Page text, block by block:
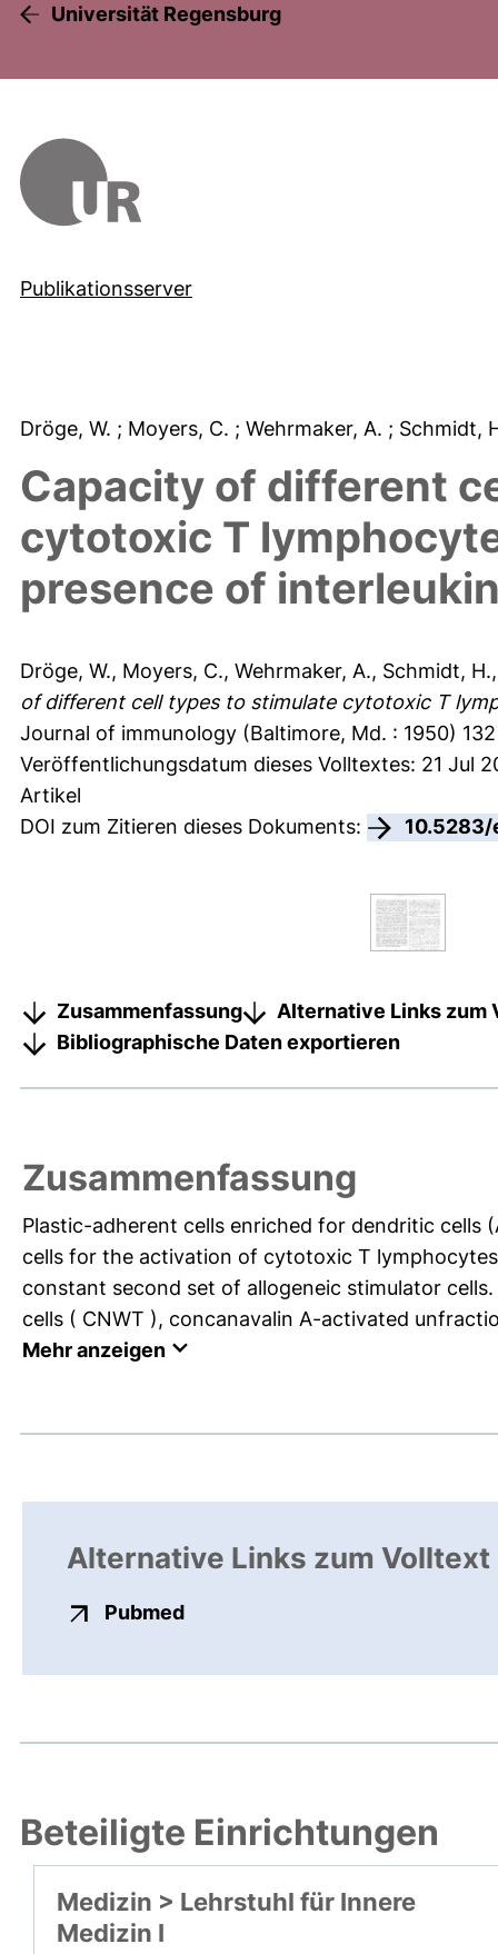
Universität Regensburg
Publikationsserver
Dröge, W. ; Moyers, C. ; Wehrmaker, A. ; Schmidt,
Capacity of different
cytotoxic T
presence of
Dröge, W., Moyers, C., Wehrmaker, A., Schmidt, H.
of different cell types to stimulate cytotoxic T
Journal of immunology (Baltimore, Md. : 1950)
Veröffentlichungsdatum dieses Volltextes: 21 Jul
Artikel
DOI zum Zitieren dieses Dokuments:
10.5283/
Zusammenfassung
Alternative Links zum
Bibliographische Daten exportieren
Zusammenfassung
Plastic-adherent cells enriched for dendritic
cells for the activation of cytotoxic T
constant second set of allogeneic stimulator
cells ( CNWT ), concanavalin A-activated
Mehr anzeigen
Alternative Links zum Volltext
Pubmedexterner Link, öffnet neues
Beteiligte Einrichtungen
Medizin > Lehrstuhl für Innere
Medizin I